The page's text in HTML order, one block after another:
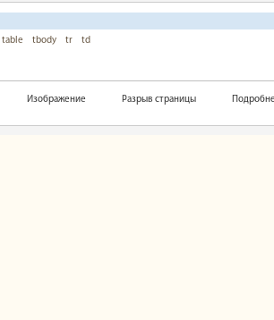
table tbody tr td
Изображение Разрыв страницы